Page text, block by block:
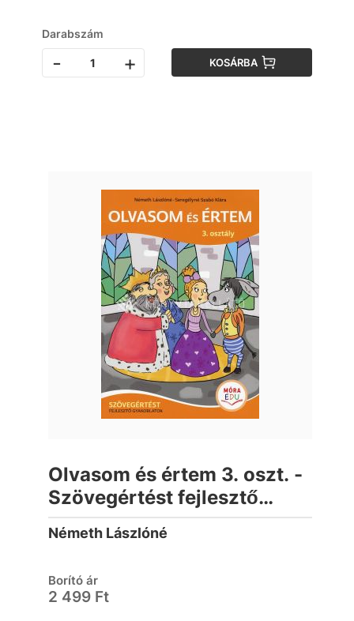
Darabszám
- + KOSÁRBA
Olvasom és értem 3. oszt. -
Szövegértést fejlesztő
gyakorlatok
Németh Lászlóné
Borító ár
2 499 Ft